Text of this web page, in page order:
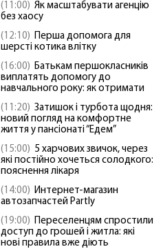
(11:00) Як масштабувати агенцію
без хаосу
(12:10) Перша допомога для
шерсті котика влітку
(16:00) Батькам першокласників
виплатять допомогу до
навчального року: як отримати
(11:20) Затишок і турбота щодня:
новий погляд на комфортне
життя у пансіонаті “Едем”
(15:00) 5 харчових звичок, через
які постійно хочеться солодкого:
пояснення лікаря
(14:00) Интернет-магазин
автозапчастей Partly
(19:00) Переселенцям спростили
доступ до грошей і житла: які
нові правила вже діють